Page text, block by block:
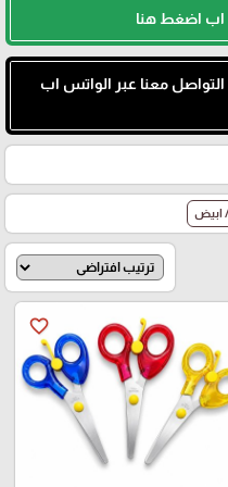
اب اضغط هنا
التواصل معنا عبر الواتس اب
ابيض
favorite_border